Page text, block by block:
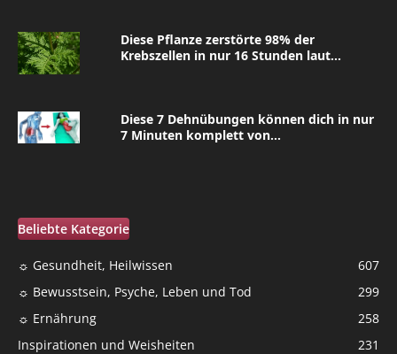
Diese Pflanze zerstörte 98% der
Krebszellen in nur 16 Stunden laut...
Diese 7 Dehnübungen können dich in nur
7 Minuten komplett von...
Beliebte Kategorie
☼ Gesundheit, Heilwissen
607
☼ Bewusstsein, Psyche, Leben und Tod
299
☼ Ernährung
258
Inspirationen und Weisheiten
231